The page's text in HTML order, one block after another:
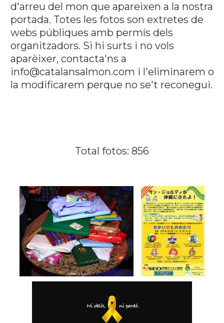
d'arreu del mon que apareixen a la nostra
portada. Totes les fotos son extretes de
webs públiques amb permís dels
organitzadors. Si hi surts i no vols
aparèixer, contacta'ns a
info@catalansalmon.com i l'eliminarem o
la modificarem perque no se't reconegui.
Total fotos: 856